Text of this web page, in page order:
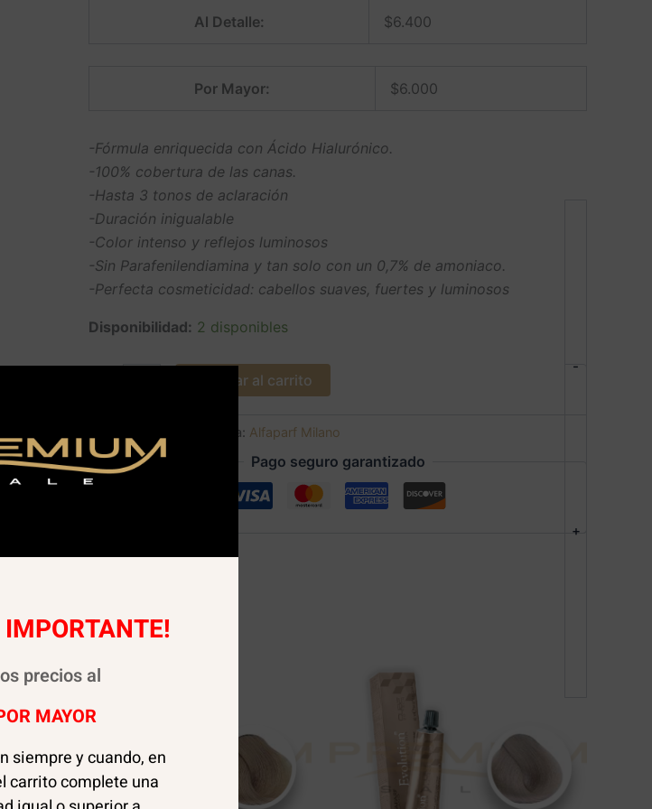
Al Detalle: $6.400
Por Mayor: $6.000
-Fórmula enriquecida con Ácido Hialurónico.
-100% cobertura de las canas.
-Hasta 3 tonos de aclaración
-Duración inigualable
-Color intenso y reflejos luminosos
-Sin Parafenilendiamina y tan solo con un 0,7% de amoniaco.
-Perfecta cosmeticidad: cabellos suaves, fuertes y luminosos
Disponibilidad: 2 disponibles
-
+
Agregar al carrito
Categoría: Alfaparf Milano
Pago seguro garantizado
IMPORTANTE!
precios al
MAYOR
siempre y cuando, en
carrito complete una